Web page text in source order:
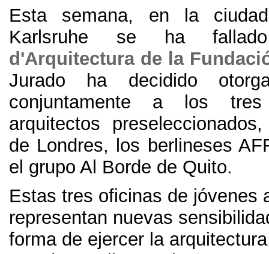
Esta semana, en la
Karlsruhe se ha
d'Arquitectura de la
Jurado ha decidido
conjuntamente a los
arquitectos preseleccionados,
de Londres, los berlineses
el grupo Al Borde de Quito.
Estas tres oficinas de jóvenes
representan nuevas
forma de ejercer la arquitectura